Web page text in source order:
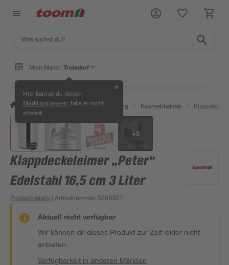
Mein Markt: Troisdorf
Hier kannst du deinen
Markt anpassen , falls er nicht
stimmt.
✕
/ Bad & Sanitär / Bad-Ausstattung / Kosmetikeimer /
+5
Klappdeckeleimer „Peter“
Edelstahl 16,5 cm 3 Liter
Produktdetails | Artikelnummer: 5260807
Aktuell nicht verfügbar
Wir können dir dieses Produkt zur Zeit leider nicht
anbieten.
Verfügbarkeit in anderen Märkten